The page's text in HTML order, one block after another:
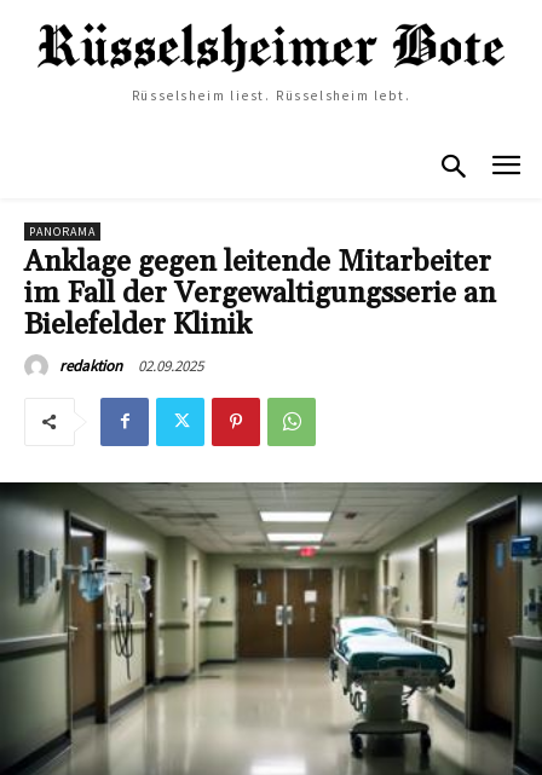
Rüsselsheim liest. Rüsselsheim lebt.
PANORAMA
Anklage gegen leitende Mitarbeiter
im Fall der Vergewaltigungsserie an
Bielefelder Klinik
redaktion 02.09.2025